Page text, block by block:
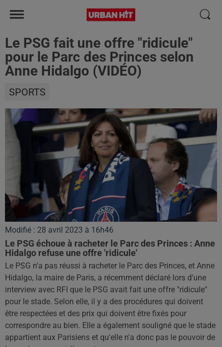
Le PSG fait une offre "ridicule"
pour le Parc des Princes selon
Anne Hidalgo (VIDÉO)
SPORTS
Modifié : 28 avril 2023 à 16h46
Le PSG échoue à racheter le Parc des Princes : Anne
Hidalgo refuse une offre 'ridicule'
Le PSG n'a pas réussi à racheter le Parc des Princes, et Anne
Hidalgo, la maire de Paris, a récemment déclaré lors d'une
interview avec RFI que le PSG avait fait une offre "ridicule"
pour le stade. Selon elle, il y a des procédures qui doivent
être respectées et des prix qui doivent être fixés pour
correspondre au bien. Elle a également souligné que le stade
appartient aux Parisiens et qu'elle n'a donc pas le pouvoir de